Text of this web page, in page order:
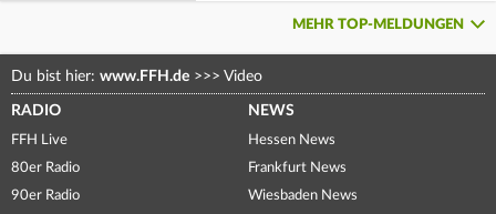
MEHR TOP-MELDUNGEN
Du bist hier: www.FFH.de >>> Video
RADIO
FFH Live
80er Radio
90er Radio
NEWS
Hessen News
Frankfurt News
Wiesbaden News